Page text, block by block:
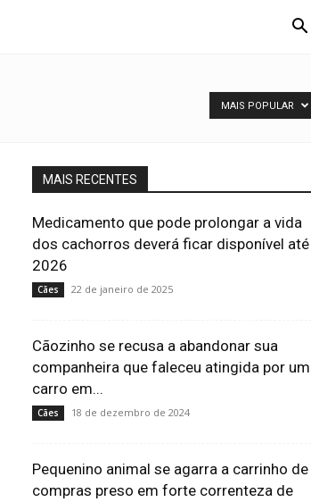
MAIS POPULAR
MAIS RECENTES
Medicamento que pode prolongar a vida
dos cachorros deverá ficar disponível até
2026
Cães 22 de janeiro de 2025
Cãozinho se recusa a abandonar sua
companheira que faleceu atingida por um
carro em...
Cães 18 de dezembro de 2024
Pequenino animal se agarra a carrinho de
compras preso em forte correnteza de